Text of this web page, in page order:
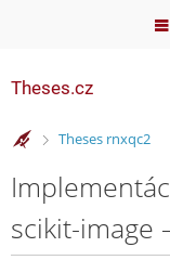
Theses.cz
>
Theses rnxqc2
scikit-image